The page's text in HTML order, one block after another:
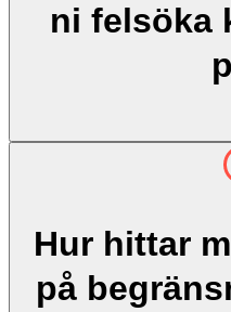
ni felsöka
Hur hittar
på